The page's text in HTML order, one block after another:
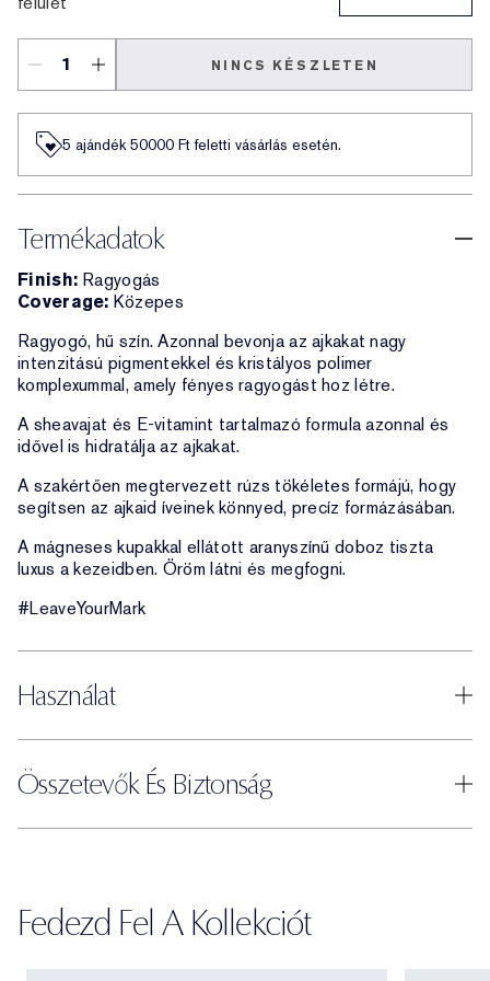
NINCS KÉSZLETEN
5 ajándék 50000​ Ft feletti vásárlás esetén.
Termékadatok
Finish: Ragyogás
Coverage: Közepes
Ragyogó, hű szín. Azonnal bevonja az ajkakat nagy
intenzitású pigmentekkel és kristályos polimer
komplexummal, amely fényes ragyogást hoz létre.
A sheavajat és E-vitamint tartalmazó formula azonnal és
idővel is hidratálja az ajkakat.
A szakértően megtervezett rúzs tökéletes formájú, hogy
segítsen az ajkaid íveinek könnyed, precíz formázásában.
A mágneses kupakkal ellátott aranyszínű doboz tiszta
luxus a kezeidben. Öröm látni és megfogni.
#LeaveYourMark
Használat
Összetevők És Biztonság
Fedezd Fel A Kollekciót